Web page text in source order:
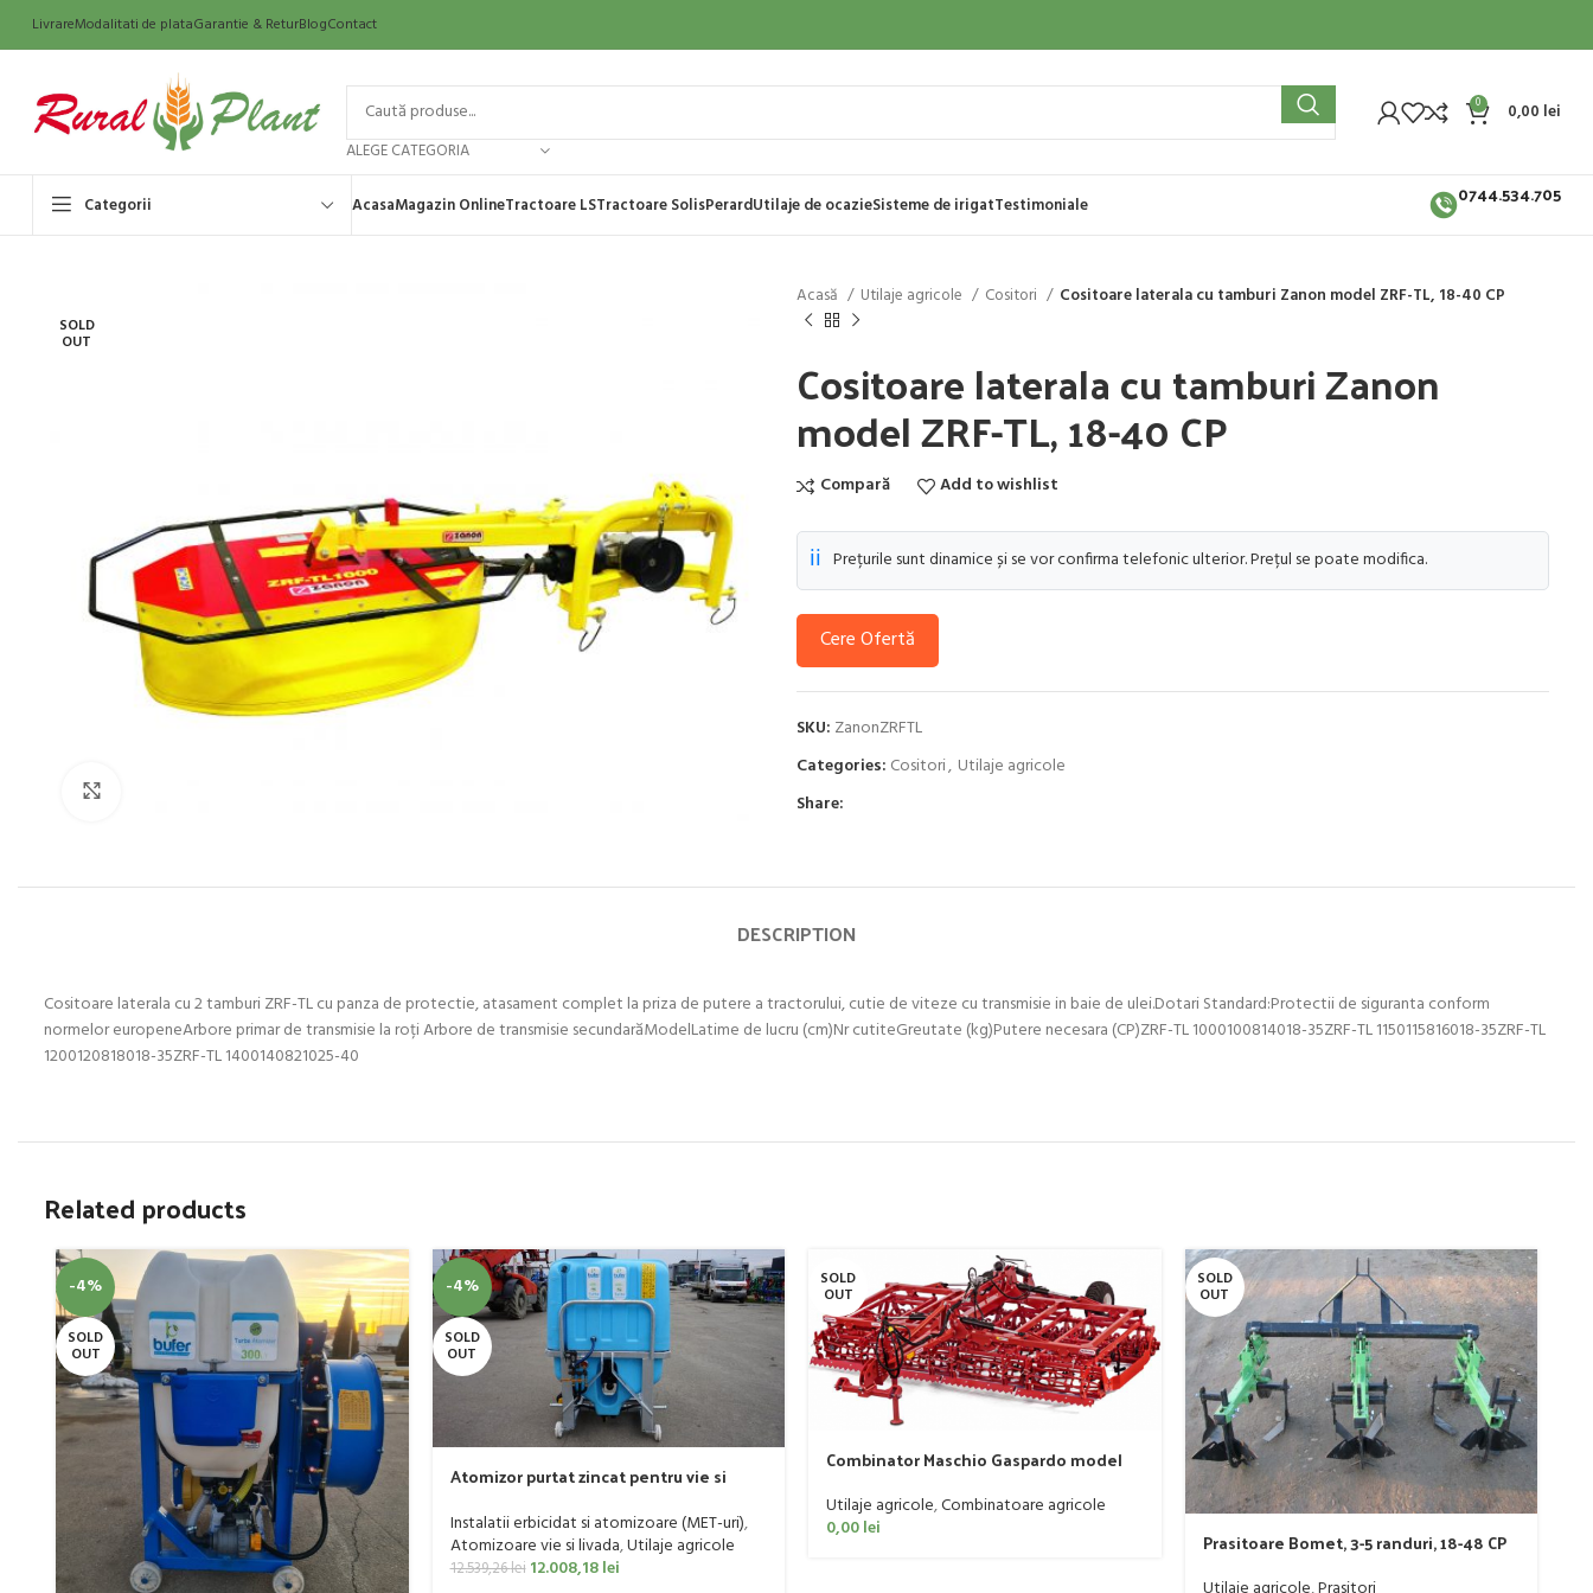
LivrareModalitati de plataGarantie & ReturBlogContact
ALEGE CATEGORIA
0 0,00 lei
Categorii AcasaMagazin OnlineTractoare LSTractoare SolisPerardUtilaje de ocazieSisteme de irigatTestimoniale 0744.534.705
SOLD
OUT
Acasă Utilaje agricole Cositori Cositoare laterala cu tamburi Zanon model ZRF-TL, 18-40 CP
Cositoare laterala cu tamburi Zanon
model ZRF-TL, 18-40 CP
Compară Add to wishlist
ℹ️ Prețurile sunt dinamice și se vor confirma telefonic ulterior. Prețul se poate modifica.
Cere Ofertă
SKU: ZanonZRFTL
Categories: Cositori, Utilaje agricole
Share:
DESCRIPTION
Cositoare laterala cu 2 tamburi ZRF-TL cu panza de protectie, atasament complet la priza de putere a tractorului, cutie de viteze cu transmisie in baie de ulei.Dotari Standard:Protectii de siguranta conform
normelor europeneArbore primar de transmisie la roți Arbore de transmisie secundarăModelLatime de lucru (cm)Nr cutiteGreutate (kg)Putere necesara (CP)ZRF-TL 1000100814018-35ZRF-TL 1150115816018-35ZRF-TL
1200120818018-35ZRF-TL 1400140821025-40
Related products
-4%
SOLD
OUT
-4%
SOLD
OUT
Atomizor purtat zincat pentru vie si
Instalatii erbicidat si atomizoare (MET-uri),
Atomizoare vie si livada,Utilaje agricole
12.539,26lei 12.008,18lei
SOLD
OUT
Combinator Maschio Gaspardo model
Utilaje agricole,Combinatoare agricole
0,00lei
SOLD
OUT
Prasitoare Bomet, 3-5 randuri, 18-48 CP